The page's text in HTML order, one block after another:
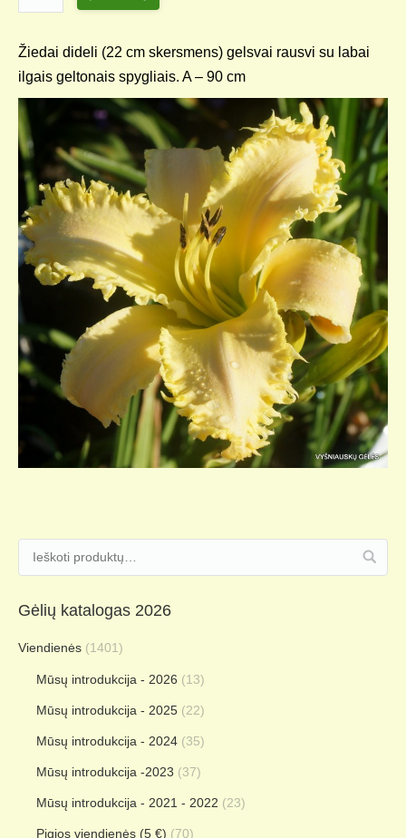
Žiedai dideli (22 cm skersmens) gelsvai rausvi su labai
ilgais geltonais spygliais. A – 90 cm
Gėlių katalogas 2026
Viendienės (1401)
Mūsų introdukcija - 2026 (13)
Mūsų introdukcija - 2025 (22)
Mūsų introdukcija - 2024 (35)
Mūsų introdukcija -2023 (37)
Mūsų introdukcija - 2021 - 2022 (23)
Pigios viendienės (5 €) (70)